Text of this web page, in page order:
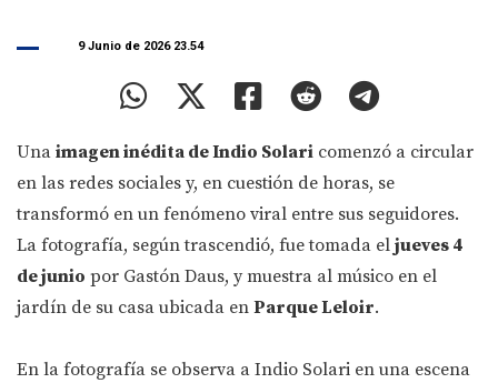
9 Junio de 2026 23.54
Una imagen inédita de Indio Solari comenzó a circular
en las redes sociales y, en cuestión de horas, se
transformó en un fenómeno viral entre sus seguidores.
La fotografía, según trascendió, fue tomada el jueves 4
de junio por Gastón Daus, y muestra al músico en el
jardín de su casa ubicada en Parque Leloir.
En la fotografía se observa a Indio Solari en una escena